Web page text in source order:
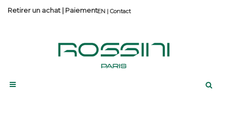
Contact
Retirer un achat | Paiement